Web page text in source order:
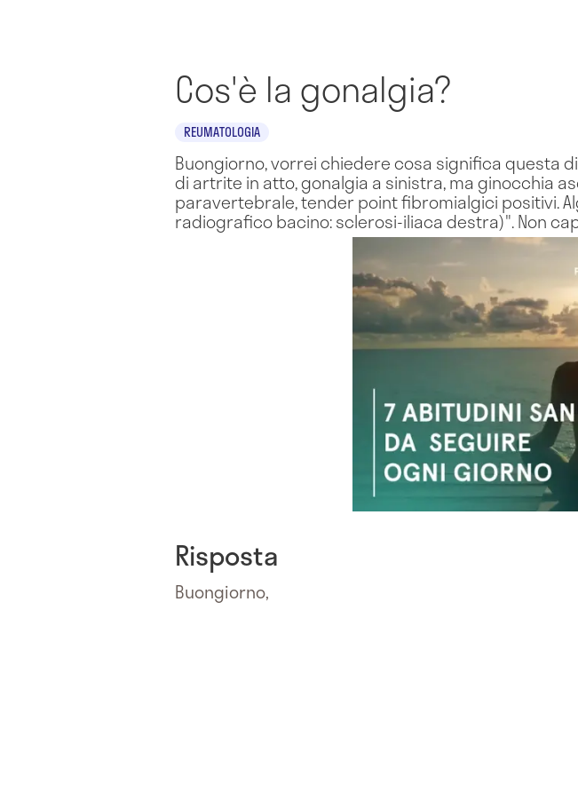
Cos'è la gonalgia?
REUMATOLOGIA
Buongiorno, vorrei chiedere cosa significa questa
di artrite in atto, gonalgia a sinistra, ma ginocchia
paravertebrale, tender point fibromialgici positivi.
radiografico bacino: sclerosi-iliaca destra)". Non
Risposta
Buongiorno,